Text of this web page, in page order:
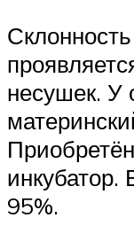
несушек. У
95%.